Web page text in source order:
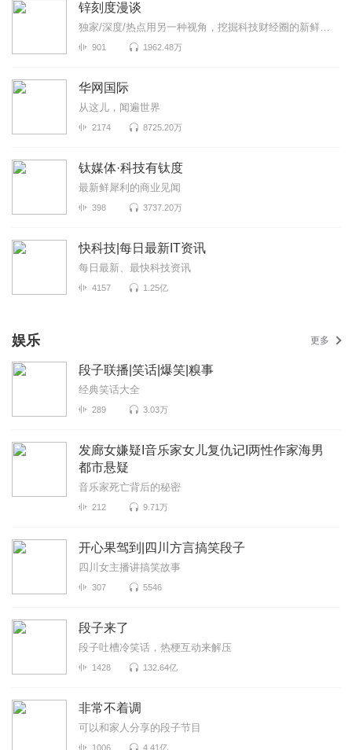
锌刻度漫谈
独家/深度/热点用另一种视角，挖掘科技财经圈的新鲜事！《锌刻度漫谈》是锌刻度与喜马拉雅联合出品...
901 1962.48万
华网国际
从这儿，闻遍世界
2174 8725.20万
钛媒体·科技有钛度
最新鲜犀利的商业见闻
398 3737.20万
快科技|每日最新IT资讯
每日最新、最快科技资讯
4157 1.25亿
娱乐 更多
段子联播|笑话|爆笑|糗事
经典笑话大全
289 3.03万
发廊女嫌疑I音乐家女儿复仇记I两性作家海男
都市悬疑
音乐家死亡背后的秘密
212 9.71万
开心果驾到|四川方言搞笑段子
四川女主播讲搞笑故事
307 5546
段子来了
段子吐槽冷笑话，热梗互动来解压
1428 132.64亿
非常不着调
可以和家人分享的段子节目
1006 4.41亿